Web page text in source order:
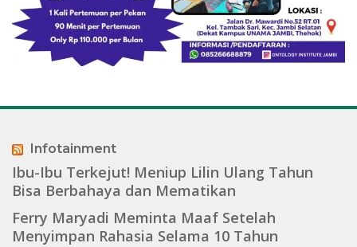
Infotainment
Ibu-Ibu Terkejut! Meniup Lilin Ulang Tahun
Bisa Berbahaya dan Mematikan
Ferry Maryadi Meminta Maaf Setelah
Menyimpan Rahasia Selama 10 Tahun